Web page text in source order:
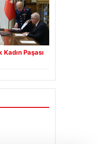
Paşası